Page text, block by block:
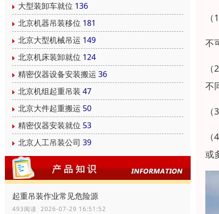
大型装卸车就位 136
北京机器吊装移位 181
北京大型机械吊运 149
北京机床装卸就位 124
精密仪器设备安装搬运 36
北京机组起重吊装 47
北京大件起重搬运 50
精密仪器安装就位 53
北京人工吊装公司 39
起重吊装作业常见危险源
493阅读 2026-07-29 16:51:52
不
不
或